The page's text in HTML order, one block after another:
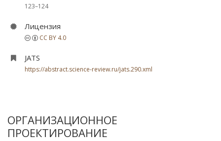
123–124
Лицензия
CC BY 4.0
JATS
https://abstract.science-review.ru/jats.290.xml
ОРГАНИЗАЦИОННОЕ
ПРОЕКТИРОВАНИЕ